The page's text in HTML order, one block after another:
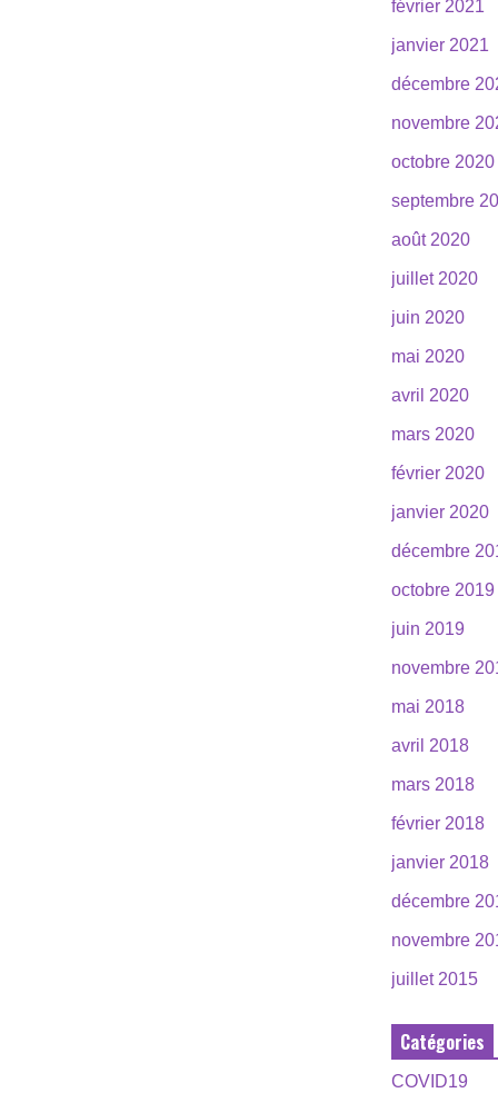
février 2021
janvier 2021
décembre
novembre
octobre 2020
septembre
août 2020
juillet 2020
juin 2020
mai 2020
avril 2020
mars 2020
février 2020
janvier 2020
décembre
octobre 2019
juin 2019
novembre
mai 2018
avril 2018
mars 2018
février 2018
janvier 2018
décembre
novembre
juillet 2015
Catégories
COVID19